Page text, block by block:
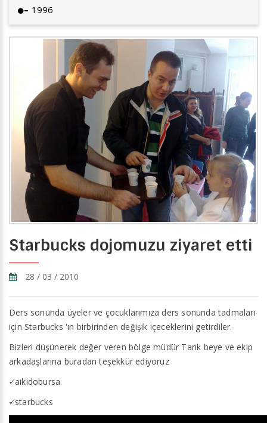
1996
Starbucks dojomuzu ziyaret etti
28 / 03 / 2010
Ders sonunda üyeler ve çocuklarımıza ders sonunda tadmaları
için Starbucks 'ın birbirinden değişik içeceklerini getirdiler.
Bizleri düşünerek değer veren bölge müdür Tarık beye ve ekip
arkadaşlarına buradan teşekkür ediyoruz
aikidobursa
starbucks